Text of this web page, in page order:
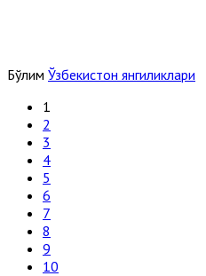
Бўлим Ўзбекистон янгиликлари
1
2
3
4
5
6
7
8
9
10